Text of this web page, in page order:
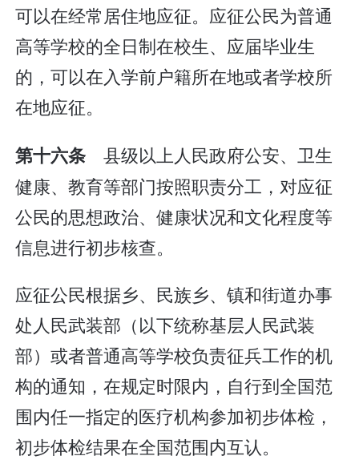
可以在经常居住地应征。应征公民为普通
高等学校的全日制在校生、应届毕业生
的，可以在入学前户籍所在地或者学校所
在地应征。
第十六条 县级以上人民政府公安、卫生
健康、教育等部门按照职责分工，对应征
公民的思想政治、健康状况和文化程度等
信息进行初步核查。
应征公民根据乡、民族乡、镇和街道办事
处人民武装部（以下统称基层人民武装
部）或者普通高等学校负责征兵工作的机
构的通知，在规定时限内，自行到全国范
围内任一指定的医疗机构参加初步体检，
初步体检结果在全国范围内互认。